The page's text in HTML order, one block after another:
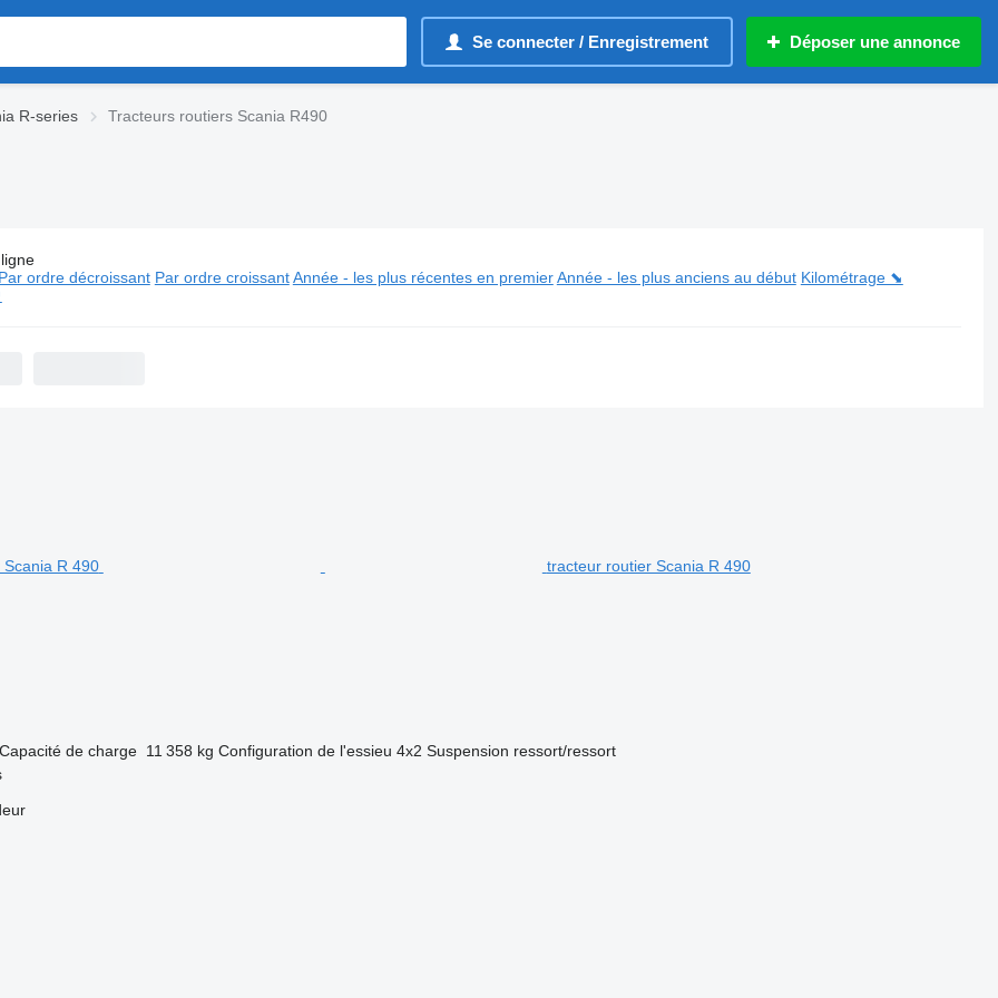
Se connecter / Enregistrement Déposer une annonce
R-series Tracteurs routiers Scania R490
Tracteurs routiers Scania R490
Par ordre décroissant Par ordre croissant Année - les plus récentes en premier Année - les plus anciens au début Kilométrage ⬊
tracteur routier Scania R 490
Capacité de charge 11 358 kg Configuration de l'essieu 4x2 Suspension ressort/ressort